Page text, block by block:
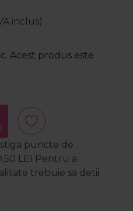
inclus)
Acest produs este
puncte de
LEI Pentru a
trebuie sa detii